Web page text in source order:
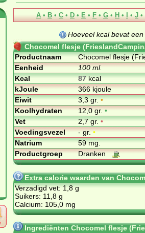
A • B • C • D • E • F • G • H • I • J •
Hoeveel kcal bevat een
Chocomel flesje
Productnaam
Chocomel flesje
Eenheid
100 ml.
Kcal
87kcal
kJoule
366 kjoule
Eiwit
3,3 gr.•
Koolhydraten
12,0 gr.•
Vet
2,7 gr.•
Voedingsvezel
- gr.•
Natrium
59 mg.
Productgroep
Dranken
Extra calorie waarden van
Verzadigd vet: 1,8 g
Suikers: 11,8 g
Calcium: 105,0 mg
Ingrediënten Chocomel flesje